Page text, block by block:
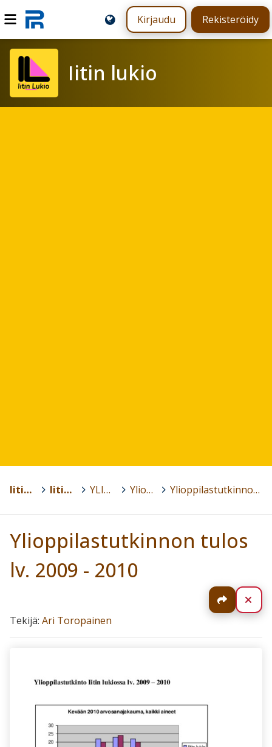
Kirjaudu Rekisteröidy
Iitin lukio
Iitin kunta Iitin lukio > YLIOPPILASTUTKINTO > Ylioppilastutkinnon tulokset > Ylioppilastutkinnon tulos lv. 2009 - 2010
Ylioppilastutkinnon tulos
lv. 2009 - 2010
Jaa
Tekijä: Ari Toropainen